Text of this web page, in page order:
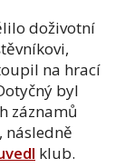
doživotní
na hrací
byl
záznamů
následně
klub.